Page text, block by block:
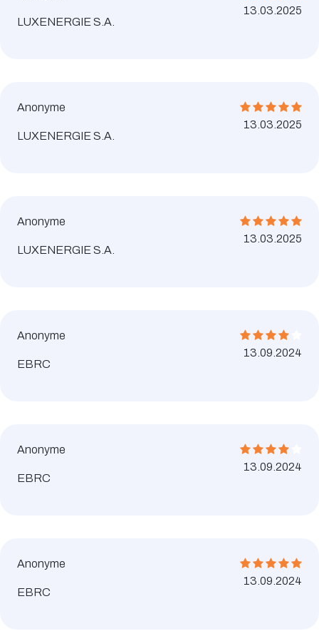
LUXENERGIE S.A.
13.03.2025
Anonyme
LUXENERGIE S.A.
13.03.2025
Anonyme
LUXENERGIE S.A.
13.03.2025
Anonyme
EBRC
13.09.2024
Anonyme
EBRC
13.09.2024
Anonyme
EBRC
13.09.2024